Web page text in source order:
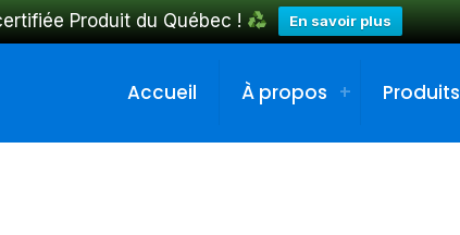
Produit du Québec ! En savoir plus
Accueil À propos Produits